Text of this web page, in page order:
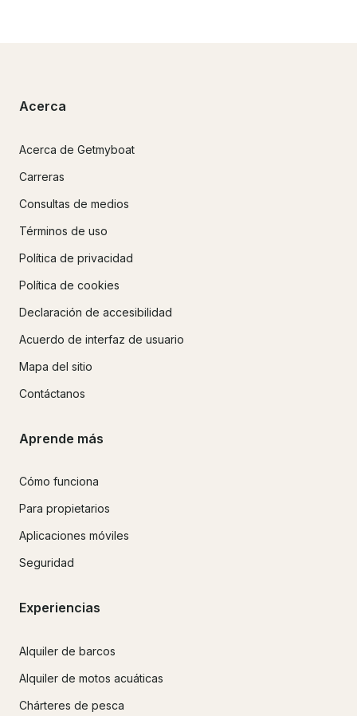
Acerca
Acerca de Getmyboat
Carreras
Consultas de medios
Términos de uso
Política de privacidad
Política de cookies
Declaración de accesibilidad
Acuerdo de interfaz de usuario
Mapa del sitio
Contáctanos
Aprende más
Cómo funciona
Para propietarios
Aplicaciones móviles
Seguridad
Experiencias
Alquiler de barcos
Alquiler de motos acuáticas
Chárteres de pesca